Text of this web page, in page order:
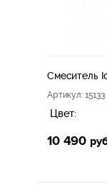
Смеситель
Артикул: 15133
Цвет:
10 490